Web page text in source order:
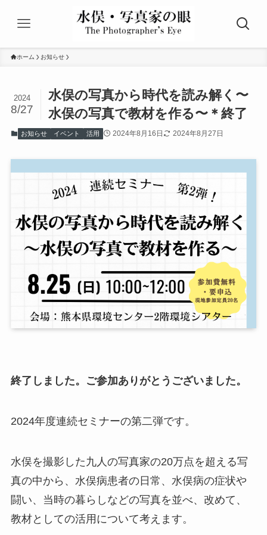
ホーム お知らせ
水俣の写真から時代を読み解く〜
水俣の写真で教材を作る〜＊終了
2024
8/27
お知らせ イベント 活用 2024年8月16日 2024年8月27日
終了しました。ご参加ありがとうございました。
2024年度連続セミナーの第二弾です。
水俣を撮影した九人の写真家の20万点を超える写
真の中から、水俣病患者の日常、水俣病の症状や
闘い、当時の暮らしなどの写真を並べ、改めて、
教材としての活用について考えます。